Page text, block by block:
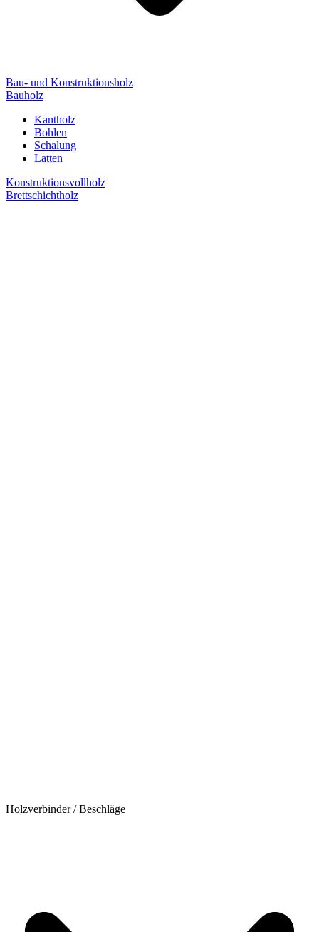
Bau- und Konstruktionsholz
Bauholz
Kantholz
Bohlen
Schalung
Latten
Konstruktionsvollholz
Brettschichtholz
Holzverbinder / Beschläge